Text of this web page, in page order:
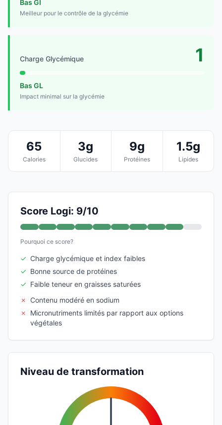
Bas GI
Meilleur pour le contrôle de la glycémie
Charge Glycémique 1
Bas GL
Impact minimal sur la glycémie
65
Calories
3g
Glucides
9g
Protéines
1.5g
Lipides
Score Logi: 9/10
Pourquoi ce score?
✓ Charge glycémique et index faibles
✓ Bonne source de protéines
✓ Faible teneur en graisses saturées
✗
Contenu modéré en sodium
✗
Micronutriments limités par rapport aux options
végétales
Niveau de transformation